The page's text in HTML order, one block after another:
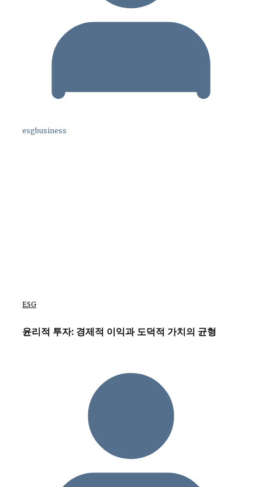
esgbusiness
ESG
윤리적 투자: 경제적 이익과 도덕적 가치의 균형